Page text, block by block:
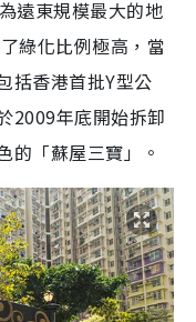
遠東規模最大的地
綠化比例極高，當
括香港首批Y型公
2009年底開始拆卸
的「蘇屋三寶」。